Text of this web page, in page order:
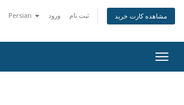
Persian ورود ثبت نام مشاهده کارت خرید